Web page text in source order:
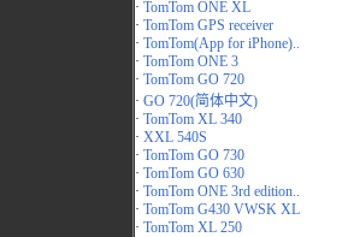
· TomTom ONE XL
· TomTom GPS receiver
· TomTom(App for iPhone)..
· TomTom ONE 3
· TomTom GO 720
· GO 720(简体中文)
· TomTom XL 340
· XXL 540S
· TomTom GO 730
· TomTom GO 630
· TomTom ONE 3rd edition..
· TomTom G430 VWSK XL
· TomTom XL 250